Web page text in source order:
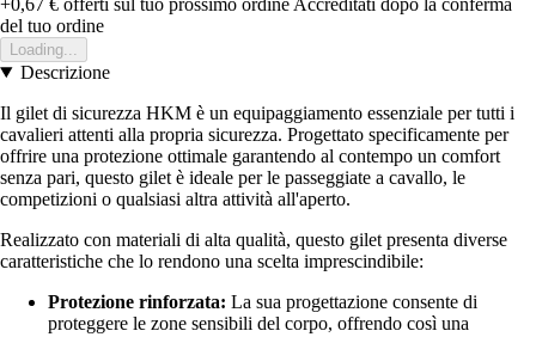
+0,67 € offerti sul tuo prossimo ordine Accreditati dopo la conferma
del tuo ordine
Loading...
Descrizione
Il gilet di sicurezza HKM è un equipaggiamento essenziale per tutti i
cavalieri attenti alla propria sicurezza. Progettato specificamente per
offrire una protezione ottimale garantendo al contempo un comfort
senza pari, questo gilet è ideale per le passeggiate a cavallo, le
competizioni o qualsiasi altra attività all'aperto.
Realizzato con materiali di alta qualità, questo gilet presenta diverse
caratteristiche che lo rendono una scelta imprescindibile:
Protezione rinforzata: La sua progettazione consente di
proteggere le zone sensibili del corpo, offrendo così una